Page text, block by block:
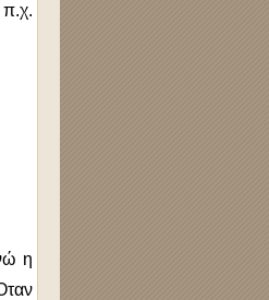
π.χ.
η